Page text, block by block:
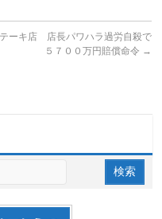
ーキ店 店長パワハラ過労自殺で
５７００万円賠償命令 →